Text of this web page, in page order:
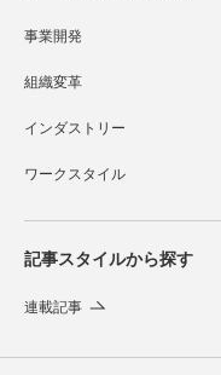
事業開発
組織変革
インダストリー
ワークスタイル
記事スタイルから探す
連載記事